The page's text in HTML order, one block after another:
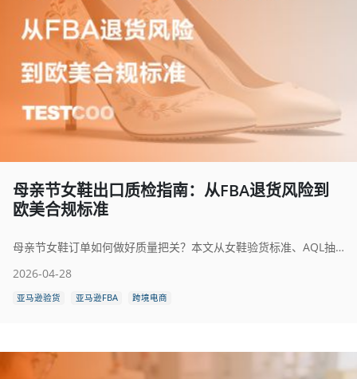
母亲节女鞋出口质检指南：从FBA退货风险到
欧美合规标准
母亲节女鞋订单如何做好质量把关？本文从女鞋验货标准、AQL抽样流程、化学品检测要点等维度，为商家梳理系统化的质检指南。测库TESTCOO数字化质检服务，助您高效管控供应链质量。
2026-04-28
亚马逊验货 亚马逊FBA 跨境电商